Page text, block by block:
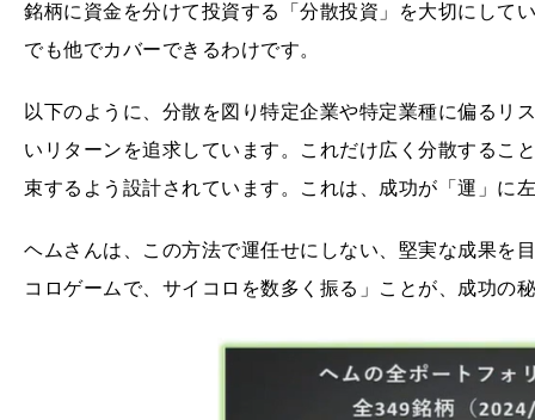
銘柄に資金を分けて投資する「分散投資」を大切にして
でも他でカバーできるわけです。
以下のように、分散を図り特定企業や特定業種に偏るリ
いリターンを追求しています。これだけ広く分散するこ
束するよう設計されています。これは、成功が「運」に
ヘムさんは、この方法で運任せにしない、堅実な成果を
コロゲームで、サイコロを数多く振る」ことが、成功の